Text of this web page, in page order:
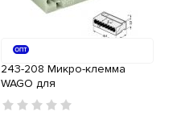
243-208 Микро-клемма
WAGO для
распределительных
коробок, 8-контактная, т.-